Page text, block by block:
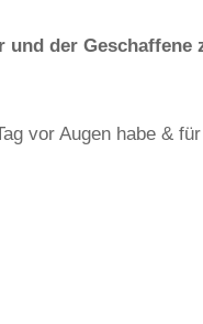
und der Geschaffene
vor Augen habe &